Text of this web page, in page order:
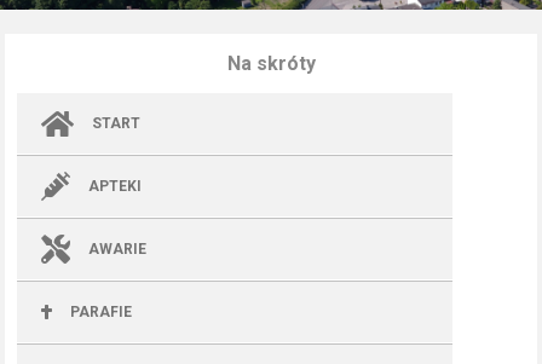
Na skróty
START
APTEKI
AWARIE
PARAFIE